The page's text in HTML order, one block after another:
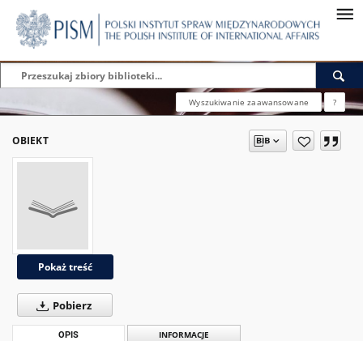
Wyszukiwanie zaawansowane ?
OBIEKT
Pokaż treść
Pobierz
OPIS INFORMACJE